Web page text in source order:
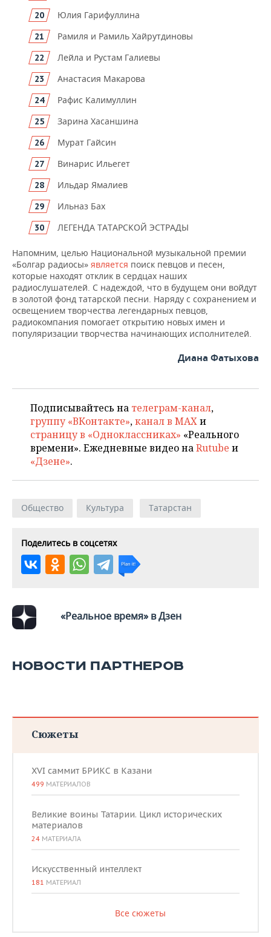
Юлия Гарифуллина
Рамиля и Рамиль Хайрутдиновы
Лейла и Рустам Галиевы
Анастасия Макарова
Рафис Калимуллин
Зарина Хасаншина
Мурат Гайсин
Винарис Ильегет
Ильдар Ямалиев
Ильназ Бах
ЛЕГЕНДА ТАТАРСКОЙ ЭСТРАДЫ
Напомним, целью Национальной музыкальной премии
«Болгар радиосы» является поиск певцов и песен,
которые находят отклик в сердцах наших
радиослушателей. С надеждой, что в будущем они войдут
в золотой фонд татарской песни. Наряду с сохранением и
освещением творчества легендарных певцов,
радиокомпания помогает открытию новых имен и
популяризации творчества начинающих исполнителей.
Диана Фатыхова
Подписывайтесь на телеграм-канал,
группу «ВКонтакте»,канал в MAXи
страницу в «Одноклассниках» «Реального
времени». Ежедневные видео наRutube и
«Дзене».
Общество Культура Татарстан
Поделитесь в соцсетях
«Реальное время» в Дзен
НОВОСТИ ПАРТНЕРОВ
Сюжеты
XVI саммит БРИКС в Казани
499 МАТЕРИАЛОВ
Великие воины Татарии. Цикл исторических
материалов
24 МАТЕРИАЛА
Искусственный интеллект
181 МАТЕРИАЛ
Все сюжеты